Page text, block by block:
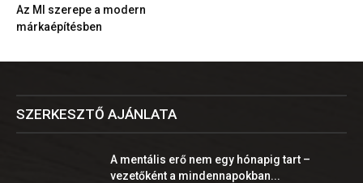
Az MI szerepe a modern
márkaépítésben
SZERKESZTŐ AJÁNLATA
A mentális erő nem egy hónapig tart –
vezetőként a mindennapokban...